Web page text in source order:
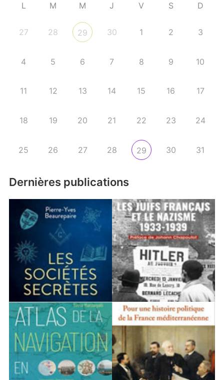
L M M J V S D
27 28 29 30 1 2 3
4 5 6 7 8 9 10
11 12 13 14 15 16 17
18 19 20 21 22 23 24
25 26 27 28 29 30 31
Dernières publications